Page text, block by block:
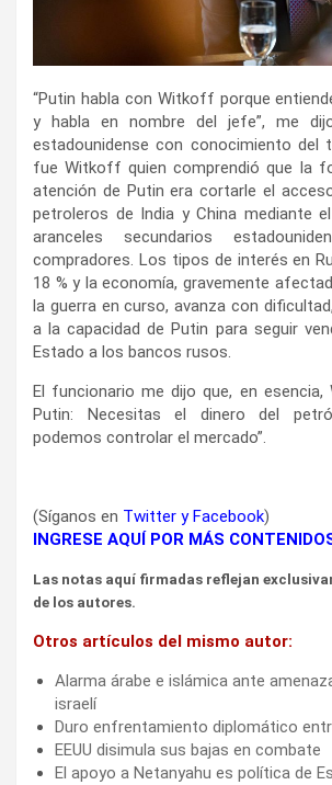
“Putin habla con Witkoff porque
y habla en nombre del jefe”, me
estadounidense con conocimiento del
fue Witkoff quien comprendió que la
atención de Putin era cortarle el
petroleros de India y China mediante
aranceles secundarios
compradores. Los tipos de interés en
18 % y la economía, gravemente
la guerra en curso, avanza con
a la capacidad de Putin para seguir
Estado a los bancos rusos.
El funcionario me dijo que, en
Putin: Necesitas el dinero del
podemos controlar el mercado”.
(Síganos en Twitter y Facebook)
INGRESE AQUÍ POR MÁS
Las notas aquí firmadas reflejan
de los autores.
Otros artículos del mismo autor:
Alarma árabe e islámica ante
israelí
Duro enfrentamiento diplomático
EEUU disimula sus bajas en combate
El apoyo a Netanyahu es política de